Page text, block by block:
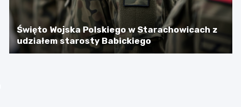
Święto Wojska Polskiego w Starachowicach z
udziałem starosty Babickiego